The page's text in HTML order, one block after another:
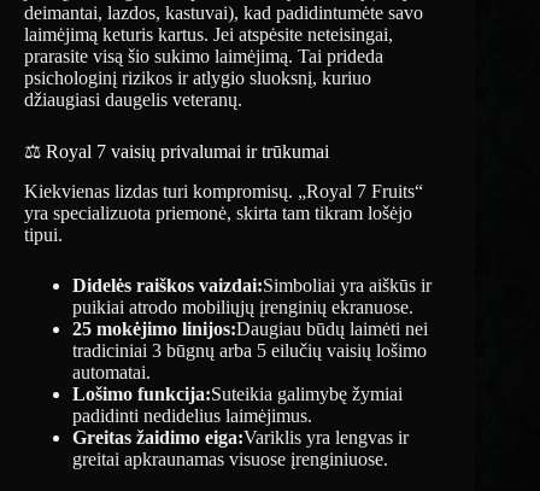
deimantai, lazdos, kastuvai), kad padidintumėte savo
laimėjimą keturis kartus. Jei atspėsite neteisingai,
prarasite visą šio sukimo laimėjimą. Tai prideda
psichologinį rizikos ir atlygio sluoksnį, kuriuo
džiaugiasi daugelis veteranų.
⚖️ Royal 7 vaisių privalumai ir trūkumai
Kiekvienas lizdas turi kompromisų. „Royal 7 Fruits“
yra specializuota priemonė, skirta tam tikram lošėjo
tipui.
Didelės raiškos vaizdai:Simboliai yra aiškūs ir
puikiai atrodo mobiliųjų įrenginių ekranuose.
25 mokėjimo linijos:Daugiau būdų laimėti nei
tradiciniai 3 būgnų arba 5 eilučių vaisių lošimo
automatai.
Lošimo funkcija:Suteikia galimybę žymiai
padidinti nedidelius laimėjimus.
Greitas žaidimo eiga:Variklis yra lengvas ir
greitai apkraunamas visuose įrenginiuose.